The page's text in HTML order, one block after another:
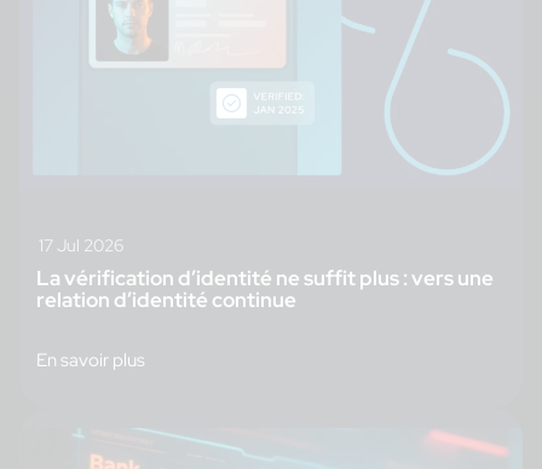
17 Jul 2026
La vérification d’identité ne suffit plus : vers une
relation d’identité continue
En savoir plus